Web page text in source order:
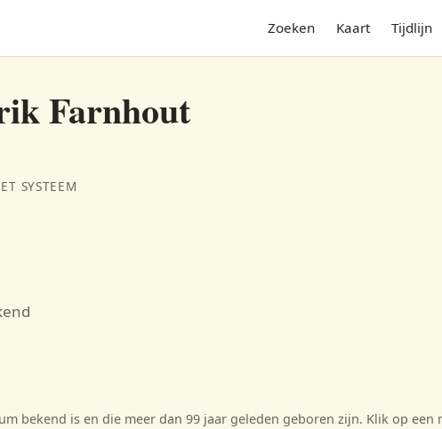
Zoeken Kaart Tijdlijn
Farnhout
SYSTEEM
bekend is en die meer dan 99 jaar geleden geboren zijn. Klik op